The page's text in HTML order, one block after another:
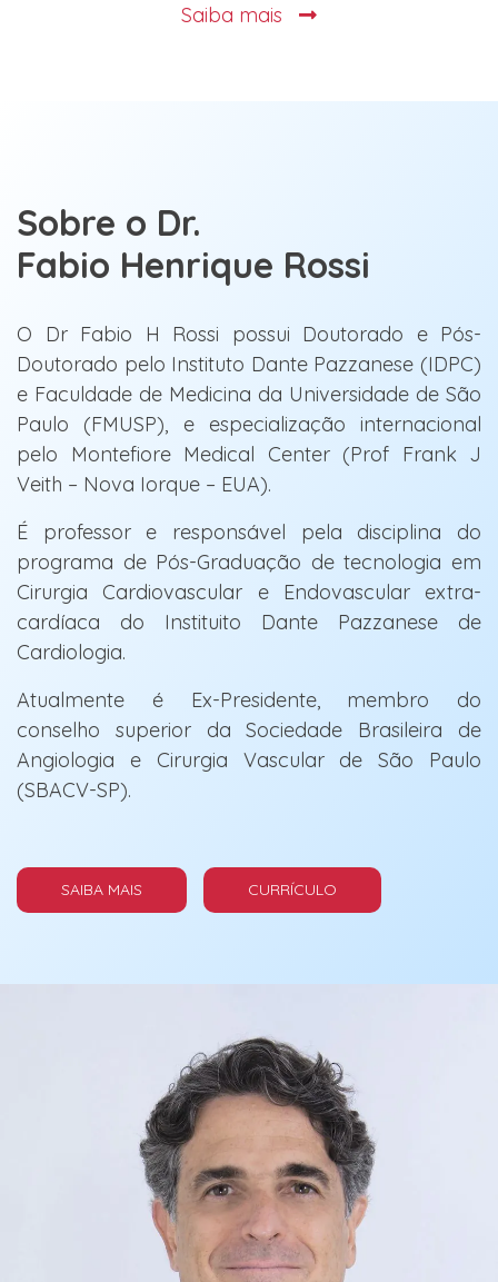
Saiba mais
Sobre o Dr.
Fabio Henrique Rossi
O Dr Fabio H Rossi possui Doutorado e Pós-
Doutorado pelo Instituto Dante Pazzanese (IDPC)
e Faculdade de Medicina da Universidade de São
Paulo (FMUSP), e especialização internacional
pelo Montefiore Medical Center (Prof Frank J
Veith – Nova Iorque – EUA).
É professor e responsável pela disciplina do
programa de Pós-Graduação de tecnologia em
Cirurgia Cardiovascular e Endovascular extra-
cardíaca do Instituito Dante Pazzanese de
Cardiologia.
Atualmente é Ex-Presidente, membro do
conselho superior da Sociedade Brasileira de
Angiologia e Cirurgia Vascular de São Paulo
(SBACV-SP).
SAIBA MAIS CURRÍCULO